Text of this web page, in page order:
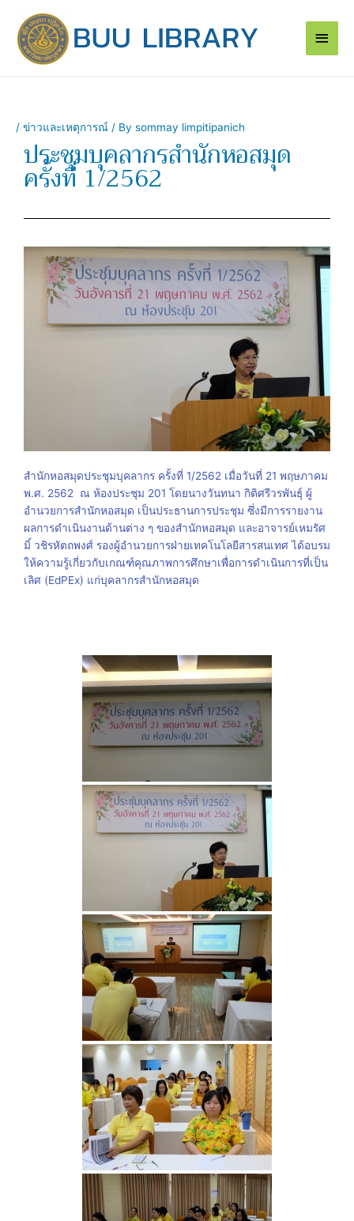
content
Main
/ ข่าวและเหตุการณ์ / By sommay limpitipanich
ประชุมบุคลากรสำนักหอสมุด
ครั้งที่ 1/2562
สำนักหอสมุดประชุมบุคลากร ครั้งที่ 1/2562 เมื่อวันที่ 21 พฤษภาคม
พ.ศ. 2562 ณ ห้องประชุม 201 โดยนางวันทนา กิติศรีวรพันธุ์ ผู้
อำนวยการสำนักหอสมุด เป็นประธานการประชุม ซึ่งมีการรายงาน
ผลการดำเนินงานด้านต่าง ๆ ของสำนักหอสมุด และอาจารย์เหมรัศ
มิ์ วชิรหัตถพงศ์ รองผู้อำนวยการฝ่ายเทคโนโลยีสารสนเทศ ได้อบรม
ให้ความรู้เกี่ยวกับเกณฑ์คุณภาพการศึกษาเพื่อการดำเนินการที่เป็น
เลิศ (EdPEx) แก่บุคลากรสำนักหอสมุด